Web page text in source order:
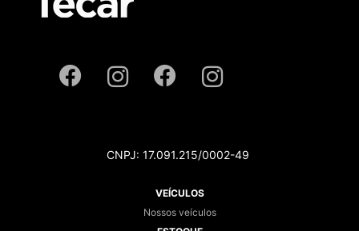
CNPJ: 17.091.215/0002-49
VEÍCULOS
Nossos veículos